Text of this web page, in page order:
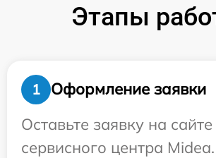
Этапы
1
Оформление заявки
Оставьте заявку на сайте
сервисного центра